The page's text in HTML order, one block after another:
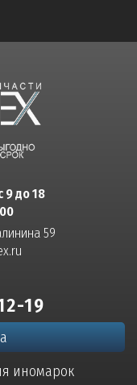
9 до 18
59
19
иномарок